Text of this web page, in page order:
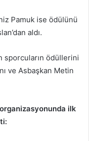
Pamuk ise ödülünü
aldı.
sporcuların ödüllerini
ve Asbaşkan Metin
ilk